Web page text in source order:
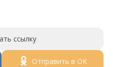
ссылку
Отправить в ОК